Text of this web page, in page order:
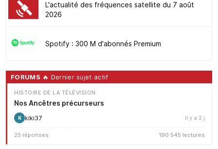
L'actualité des fréquences satellite du 7 août
2026
Spotify : 300 M d'abonnés Premium
FORUMS 🔥 Dernier sujet actif
HISTOIRE DE LA TÉLÉVISION
Nos Ancêtres précurseurs
K kiki37 il y a 2 j
25 réponses 190 545 lectures